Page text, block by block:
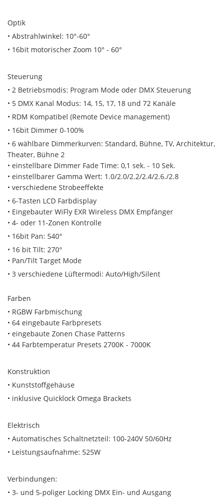
Optik
• Abstrahlwinkel: 10°-60°
• 16bit motorischer Zoom 10° - 60°
Steuerung
• 2 Betriebsmodis: Program Mode oder DMX Steuerung
• 5 DMX Kanal Modus: 14, 15, 17, 18 und 72 Kanäle
• RDM Kompatibel (Remote Device management)
• 16bit Dimmer 0-100%
• 6 wählbare Dimmerkurven: Standard, Bühne, TV, Architektur,
Theater, Bühne 2
• einstellbare Dimmer Fade Time: 0,1 sek. - 10 Sek.
• einstellbarer Gamma Wert: 1.0/2.0/2.2/2.4/2.6./2.8
• verschiedene Strobeeffekte
• 6-Tasten LCD Farbdisplay
• Eingebauter WiFly EXR Wireless DMX Empfänger
• 4- oder 11-Zonen Kontrolle
• 16bit Pan: 540°
• 16 bit Tilt: 270°
• Pan/Tilt Target Mode
• 3 verschiedene Lüftermodi: Auto/High/Silent
Farben
• RGBW Farbmischung
• 64 eingebaute Farbpresets
• eingebaute Zonen Chase Patterns
• 44 Farbtemperatur Presets 2700K - 7000K
Konstruktion
• Kunststoffgehäuse
• inklusive Quicklock Omega Brackets
Elektrisch
• Automatisches Schaltnetzteil: 100-240V 50/60Hz
• Leistungsaufnahme: 525W
Verbindungen:
• 3- und 5-poliger Locking DMX Ein- und Ausgang